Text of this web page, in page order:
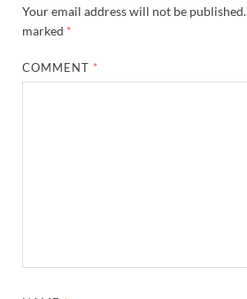
Your email address will not be published.
marked *
COMMENT *